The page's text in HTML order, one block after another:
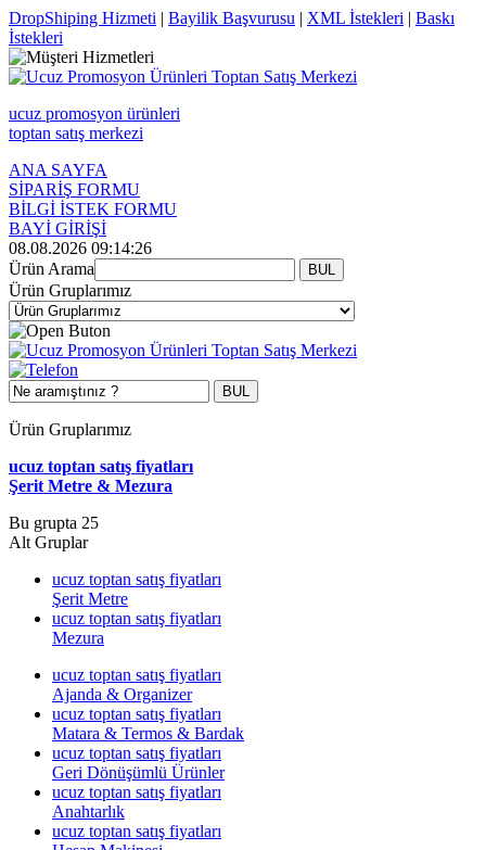
DropShiping Hizmeti | Bayilik Başvurusu | XML İstekleri | Baskı
İstekleri
ucuz promosyon ürünleri
toptan satış merkezi
ANA SAYFA
SİPARİŞ FORMU
BİLGİ İSTEK FORMU
BAYİ GİRİŞİ
08.08.2026 09:14:26
Ürün Arama
Ürün Gruplarımız
Ürün Gruplarımız
ucuz toptan satış fiyatları
Şerit Metre & Mezura
Bu grupta 25
Alt Gruplar
ucuz toptan satış fiyatları
Şerit Metre
ucuz toptan satış fiyatları
Mezura
ucuz toptan satış fiyatları
Ajanda & Organizer
ucuz toptan satış fiyatları
Matara & Termos & Bardak
ucuz toptan satış fiyatları
Geri Dönüşümlü Ürünler
ucuz toptan satış fiyatları
Anahtarlık
ucuz toptan satış fiyatları